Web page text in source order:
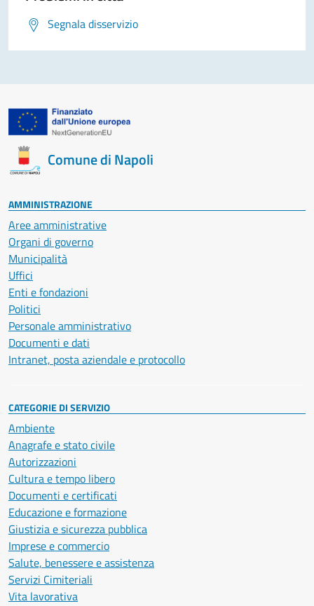
Segnala disservizio
Comune di Napoli
AMMINISTRAZIONE
Aree amministrative
Organi di governo
Municipalità
Uffici
Enti e fondazioni
Politici
Personale amministrativo
Documenti e dati
Intranet, posta aziendale e protocollo
CATEGORIE DI SERVIZIO
Ambiente
Anagrafe e stato civile
Autorizzazioni
Cultura e tempo libero
Documenti e certificati
Educazione e formazione
Giustizia e sicurezza pubblica
Imprese e commercio
Salute, benessere e assistenza
Servizi Cimiteriali
Vita lavorativa